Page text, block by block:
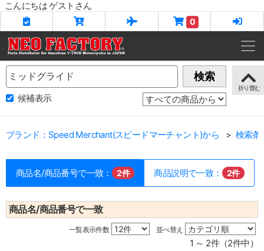
こんにちは ゲストさん
0
Name 検索
候補表示
ブランド：Speed Merchant(スピードマーチャント)から 検索条
商品名/商品番号で一致： 2件 商品説明で一致： 2件
商品名/商品番号で一致
一覧表示件数 並べ替え
1 ～ 2件（2件中）